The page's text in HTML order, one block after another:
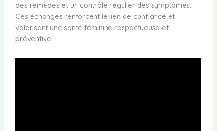
des remèdes et un contrôle régulier des symptômes.
Ces échanges renforcent le lien de confiance et
valorisent une santé féminine respectueuse et
préventive.